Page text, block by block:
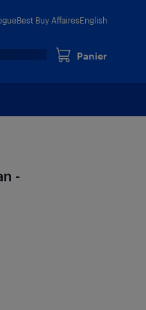
Best Buy AffairesEnglish
Panier
-